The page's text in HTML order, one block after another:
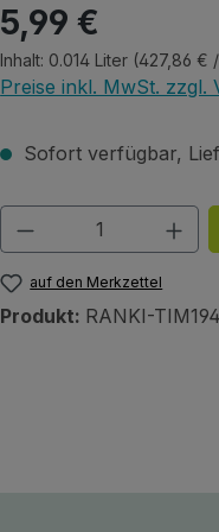
Regulärer Preis:
5,99 €
Inhalt: 0.014 Liter (427,86 €
Preise inkl. MwSt. zzgl.
Sofort verfügbar,
Produkt
auf den Merkzettel
Produkt: RANKI-